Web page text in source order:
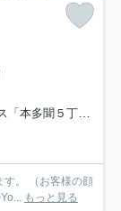
丁目」 停歩2分
す。 （お客様の顔
もっと見る